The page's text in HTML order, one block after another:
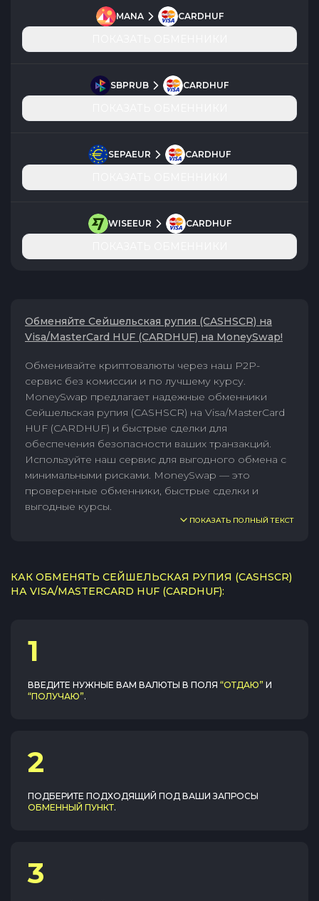
MANA CARDHUF
SBPRUB CARDHUF
SEPAEUR CARDHUF
WISEEUR CARDHUF
Обменяйте Сейшельская рупия (CASHSCR) на
Visa/MasterCard HUF (CARDHUF) на MoneySwap!
Обменивайте криптовалюты через наш P2P-
сервис без комиссии и по лучшему курсу.
MoneySwap предлагает надежные обменники
Сейшельская рупия (CASHSCR) на Visa/MasterCard
HUF (CARDHUF) и быстрые сделки для
обеспечения безопасности ваших транзакций.
Используйте наш сервис для выгодного обмена с
минимальными рисками. MoneySwap — это
проверенные обменники, быстрые сделки и
выгодные курсы.
ПОКАЗАТЬ ПОЛНЫЙ ТЕКСТ
КАК ОБМЕНЯТЬ СЕЙШЕЛЬСКАЯ РУПИЯ (CASHSCR)
НА VISA/MASTERCARD HUF (CARDHUF):
1
ВВЕДИТЕ НУЖНЫЕ ВАМ ВАЛЮТЫ В ПОЛЯ “ОТДАЮ” И
“ПОЛУЧАЮ”.
2
ПОДБЕРИТЕ ПОДХОДЯЩИЙ ПОД ВАШИ ЗАПРОСЫ
ОБМЕННЫЙ ПУНКТ.
3